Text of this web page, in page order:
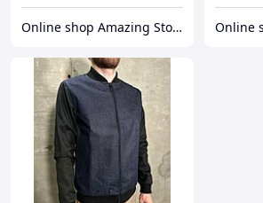
Online shop Amazing Store